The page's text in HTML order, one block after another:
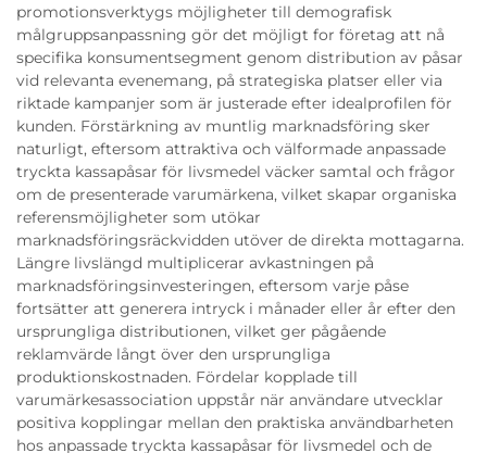
promotionsverktygs möjligheter till demografisk
målgruppsanpassning gör det möjligt for företag att nå
specifika konsumentsegment genom distribution av påsar
vid relevanta evenemang, på strategiska platser eller via
riktade kampanjer som är justerade efter idealprofilen för
kunden. Förstärkning av muntlig marknadsföring sker
naturligt, eftersom attraktiva och välformade anpassade
tryckta kassapåsar för livsmedel väcker samtal och frågor
om de presenterade varumärkena, vilket skapar organiska
referensmöjligheter som utökar
marknadsföringsräckvidden utöver de direkta mottagarna.
Längre livslängd multiplicerar avkastningen på
marknadsföringsinvesteringen, eftersom varje påse
fortsätter att generera intryck i månader eller år efter den
ursprungliga distributionen, vilket ger pågående
reklamvärde långt över den ursprungliga
produktionskostnaden. Fördelar kopplade till
varumärkesassociation uppstår när användare utvecklar
positiva kopplingar mellan den praktiska användbarheten
hos anpassade tryckta kassapåsar för livsmedel och de